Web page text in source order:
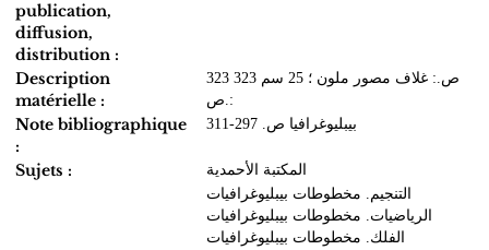
publication,
diffusion,
distribution :
Description
matérielle :
323 ص.: غلاف مصور ملون ؛ 25 سم 323
ص.:
Note bibliographique
:
بيبليوغرافيا ص. 297-311
Sujets :
المكتبة الأحمدية‏
التنجيم‏. ‏مخطوطات ‏بيبليوغرافيات
الرياضيات‏. ‏مخطوطات‏ ‏بيبليوغرافيات
الفلك‏. ‏مخطوطات ‏بيبليوغرافيات